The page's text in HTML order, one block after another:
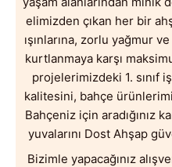
elimizden çıkan her bir
ışınlarına, zorlu yağmur
kurtlanmaya karşı
projelerimizdeki 1. sınıf
kalitesini, bahçe
Bahçeniz için aradığınız
yuvalarını Dost Ahşap
Bizimle yapacağınız